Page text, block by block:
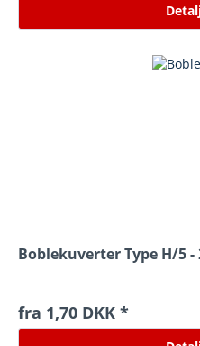
Boblekuverter Type H/5 -
fra 1,70 DKK *